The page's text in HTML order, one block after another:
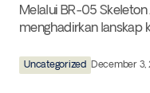
Melalui BR-05
menghadirkan lanskap
Uncategorized December 3,